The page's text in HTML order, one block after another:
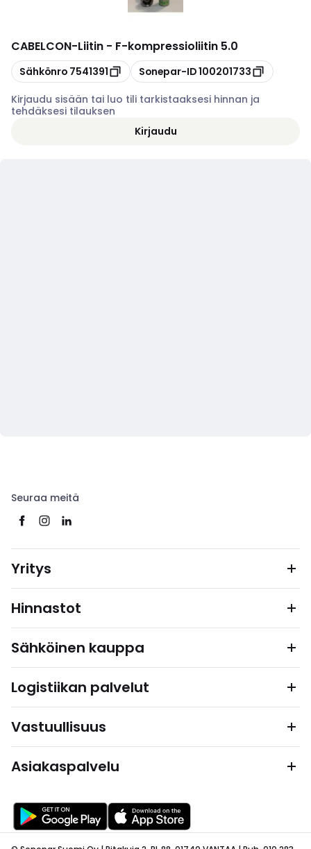
CABELCON-Liitin - F-kompressioliitin 5.0
Kopioi
Sähkönro 7541391 Kopioi
Sonepar-ID100201733
Kirjaudu sisään tai luo tili tarkistaaksesi hinnan ja
tehdäksesi tilauksen
Kirjaudu
Seuraa meitä
Yritys
Hinnastot
Sähköinen kauppa
Logistiikan palvelut
Vastuullisuus
Asiakaspalvelu